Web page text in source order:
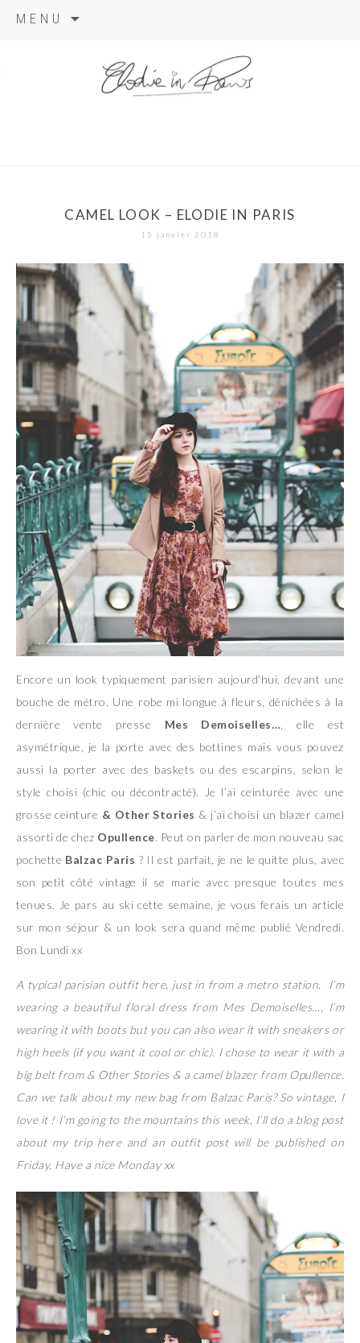
MENU
CAMEL LOOK – ELODIE IN PARIS
15 janvier 2018
Encore un look typiquement parisien aujourd’hui, devant une
bouche de métro. Une robe mi longue à fleurs, dénichées à la
dernière vente presse Mes Demoiselles… , elle est
asymétrique, je la porte avec des bottines mais vous pouvez
aussi la porter avec des baskets ou des escarpins, selon le
style choisi (chic ou décontracté). Je l’ai ceinturée avec une
grosse ceinture & Other Stories & j’ai choisi un blazer camel
assorti de chez Opullence. Peut on parler de mon nouveau sac
pochette Balzac Paris ? Il est parfait, je ne le quitte plus, avec
son petit côté vintage il se marie avec presque toutes mes
tenues. Je pars au ski cette semaine, je vous ferais un article
sur mon séjour & un look sera quand même publié Vendredi.
Bon Lundi xx
A typical parisian outfit here, just in from a metro station. I’m
wearing a beautiful floral dress from Mes Demoiselles…, I’m
wearing it with boots but you can also wear it with sneakers or
high heels (if you want it cool or chic). I chose to wear it with a
big belt from & Other Stories & a camel blazer from Opullence.
Can we talk about my new bag from Balzac Paris? So vintage, I
love it ! I’m going to the mountains this week, I’ll do a blog post
about my trip here and an outfit post will be published on
Friday. Have a nice Monday xx